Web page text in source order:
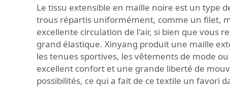
Le tissu extensible en maille noire est un type
trous répartis uniformément, comme un filet,
excellente circulation de l'air, si bien que vous
grand élastique. Xinyang produit une maille
les tenues sportives, les vêtements de mode
excellent confort et une grande liberté de
possibilités, ce qui a fait de ce textile un favori